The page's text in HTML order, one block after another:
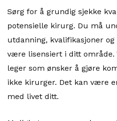
Sørg for å grundig sjekke
potensielle kirurg. Du må
utdanning, kvalifikasjoner
være lisensiert i ditt
leger som ønsker å gjøre
ikke kirurger. Det kan være
med livet ditt.